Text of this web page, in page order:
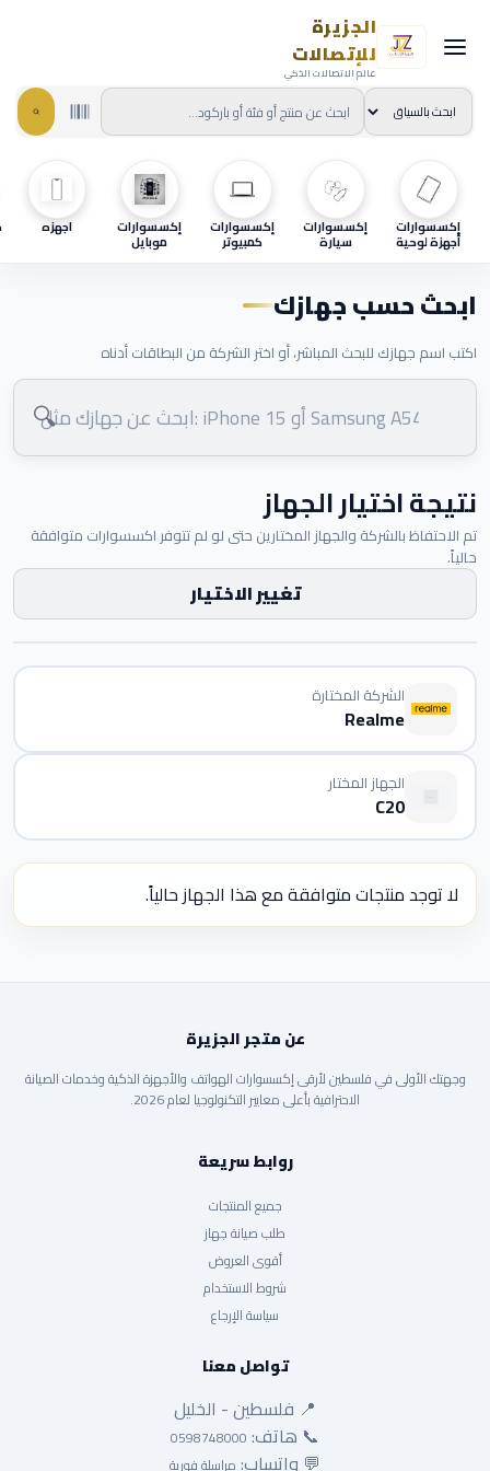
الجزيرة
للإتصالات
عالم الاتصالات الذكي
إكسسوارات
أجهزة لوحية
إكسسوارات
سيارة
إكسسوارات
كمبيوتر
إكسسوارات
موبايل
اجهزه
ابحث حسب جهازك
اكتب اسم جهازك للبحث المباشر، أو اختر الشركة من البطاقات أدناه
🔍
نتيجة اختيار الجهاز
تم الاحتفاظ بالشركة والجهاز المختارين حتى لو لم تتوفر اكسسوارات متوافقة
حالياً.
تغيير الاختيار
الشركة المختارة
Realme
الجهاز المختار
C20
لا توجد منتجات متوافقة مع هذا الجهاز حالياً.
عن متجر الجزيرة
وجهتك الأولى في فلسطين لأرقى إكسسوارات الهواتف والأجهزة الذكية وخدمات الصيانة
الاحترافية بأعلى معايير التكنولوجيا لعام 2026.
روابط سريعة
جميع المنتجات
طلب صيانة جهاز
أقوى العروض
شروط الاستخدام
سياسة الإرجاع
تواصل معنا
📍 فلسطين - الخليل
📞 هاتف: 0598748000
💬 واتساب: مراسلة فورية